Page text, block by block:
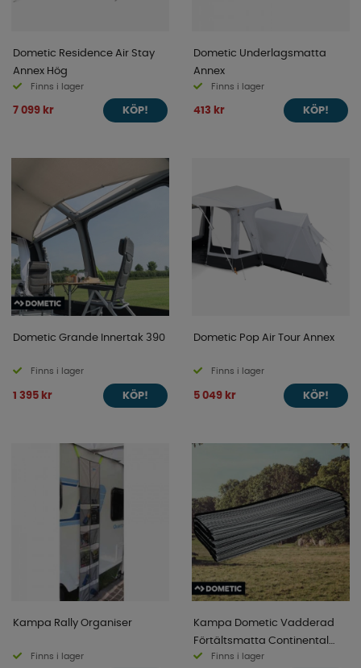
Dometic Residence Air Stay
Annex Hög
Finns i lager
7 099 kr KÖP!
Dometic Underlagsmatta
Annex
Finns i lager
413 kr KÖP!
Dometic Grande Innertak 390
Finns i lager
1 395 kr KÖP!
Dometic Pop Air Tour Annex
Finns i lager
5 049 kr KÖP!
Kampa Rally Organiser
Finns i lager
Kampa Dometic Vadderad
Förtältsmatta Continental
LeggeraFinns i lager